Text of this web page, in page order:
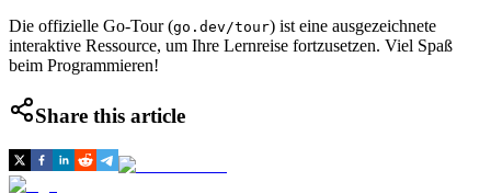
Die offizielle Go-Tour (go.dev/tour) ist eine ausgezeichnete
interaktive Ressource, um Ihre Lernreise fortzusetzen. Viel Spaß
beim Programmieren!
Share this article